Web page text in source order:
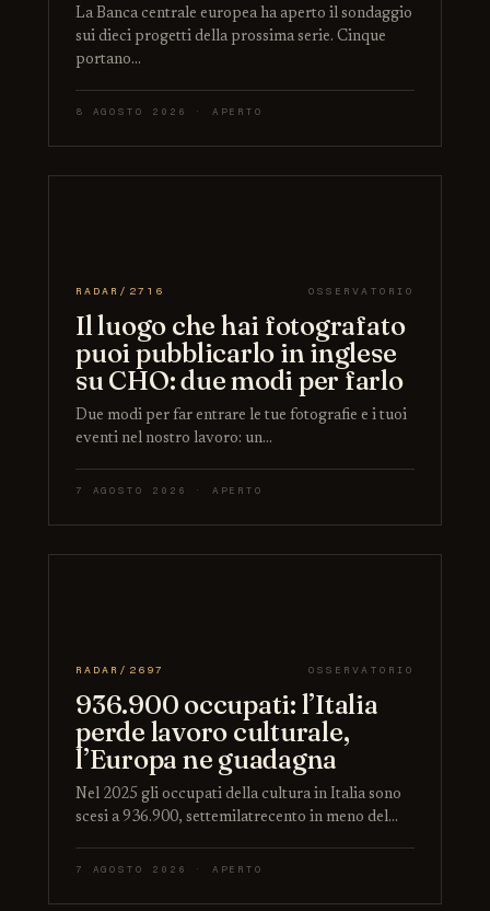
La Banca centrale europea ha aperto il sondaggio
sui dieci progetti della prossima serie. Cinque
portano…
8 AGOSTO 2026 · APERTO
RADAR/2716 OSSERVATORIO
Il luogo che hai fotografato
puoi pubblicarlo in inglese
su CHO: due modi per farlo
Due modi per far entrare le tue fotografie e i tuoi
eventi nel nostro lavoro: un…
7 AGOSTO 2026 · APERTO
RADAR/2697 OSSERVATORIO
936.900 occupati: l’Italia
perde lavoro culturale,
l’Europa ne guadagna
Nel 2025 gli occupati della cultura in Italia sono
scesi a 936.900, settemilatrecento in meno del…
7 AGOSTO 2026 · APERTO